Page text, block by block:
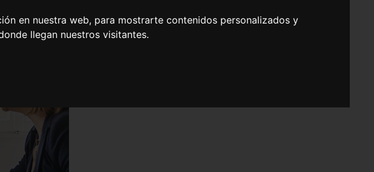
en nuestra web, para mostrarte contenidos personalizados y
llegan nuestros visitantes.
de Conflictos e Inclusión Sociolaboral